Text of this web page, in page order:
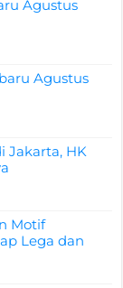
Agustus
Agustus
Jakarta, HK
Motif
Lega dan